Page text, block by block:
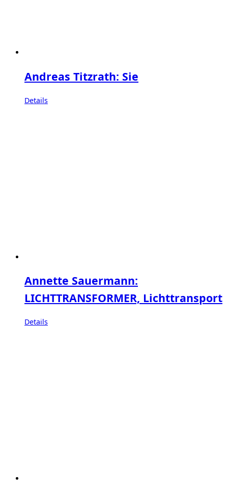
Andreas Titzrath: Sie
Details
Annette Sauermann:
LICHTTRANSFORMER, Lichttransport
Details